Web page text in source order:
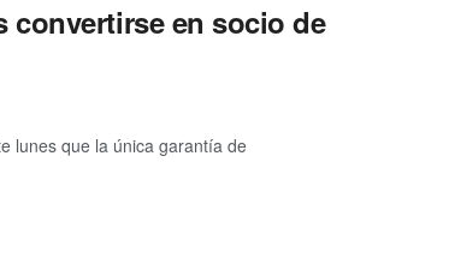
convertirse en socio de
lunes que la única garantía de